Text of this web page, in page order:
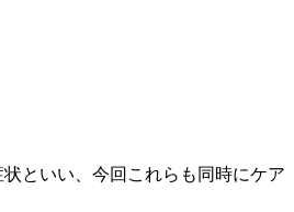
といい、今回これらも同時にケア